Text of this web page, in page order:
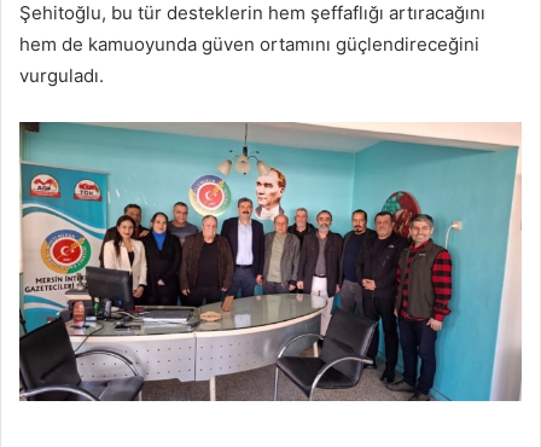
Şehitoğlu, bu tür desteklerin hem şeffaflığı artıracağını
hem de kamuoyunda güven ortamını güçlendireceğini
vurguladı.